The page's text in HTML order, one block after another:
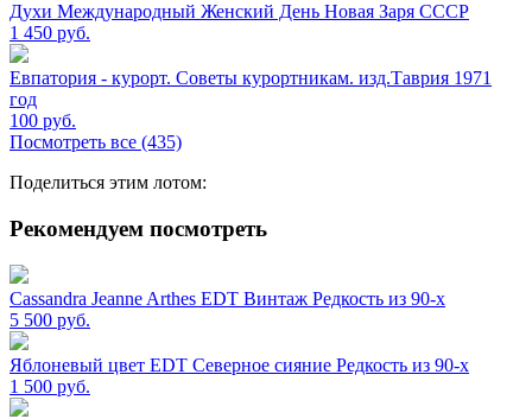
Духи Международный Женский День Новая Заря СССР
1 450 руб.
Евпатория - курорт. Советы курортникам. изд.Таврия 1971
год
100 руб.
Посмотреть все (435)
Поделиться этим лотом:
Рекомендуем посмотреть
Cassandra Jeanne Arthes EDT Винтаж Редкость из 90-х
5 500 руб.
Яблоневый цвет EDT Северное сияние Редкость из 90-х
1 500 руб.